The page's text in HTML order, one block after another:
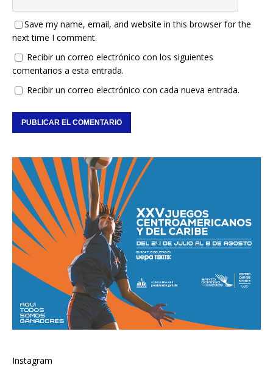
Save my name, email, and website in this browser for the
next time I comment.
Recibir un correo electrónico con los siguientes
comentarios a esta entrada.
Recibir un correo electrónico con cada nueva entrada.
Instagram